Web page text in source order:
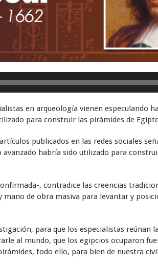
en arqueología vienen especulando
para construir las pirámides de
publicados en las redes sociales
habría sido utilizado para
, contradice las creencias
mano de obra masiva para levantar y
para que los especialistas reúnan
al mundo, que los egipcios ocuparon
todo ello, para bien de nuestra